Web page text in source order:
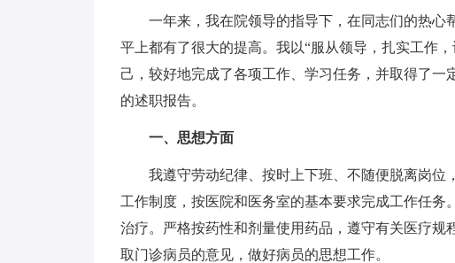
一年来，我在院领导的指导下，在同志们的热心
平上都有了很大的提高。我以“服从领导，扎实工作
己，较好地完成了各项工作、学习任务，并取得了
的述职报告。
一、思想方面
我遵守劳动纪律、按时上下班、不随便脱离岗位
工作制度，按医院和医务室的基本要求完成工作任
治疗。严格按药性和剂量使用药品，遵守有关医疗
取门诊病员的意见，做好病员的思想工作。